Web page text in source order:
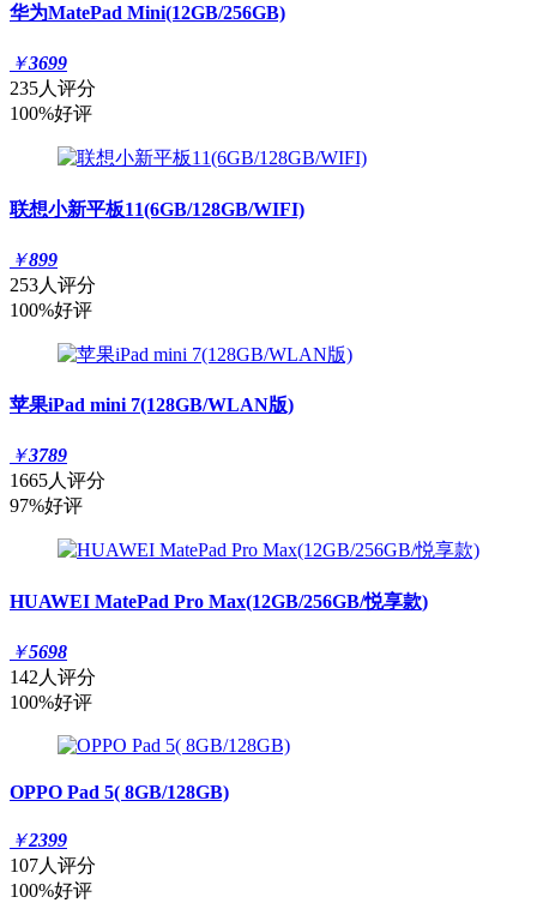
华为MatePad Mini(12GB/256GB)
￥3699
235人评分
100%好评
联想小新平板11(6GB/128GB/WIFI)
￥899
253人评分
100%好评
苹果iPad mini 7(128GB/WLAN版)
￥3789
1665人评分
97%好评
HUAWEI MatePad Pro Max(12GB/256GB/悦享款)
￥5698
142人评分
100%好评
OPPO Pad 5( 8GB/128GB)
￥2399
107人评分
100%好评